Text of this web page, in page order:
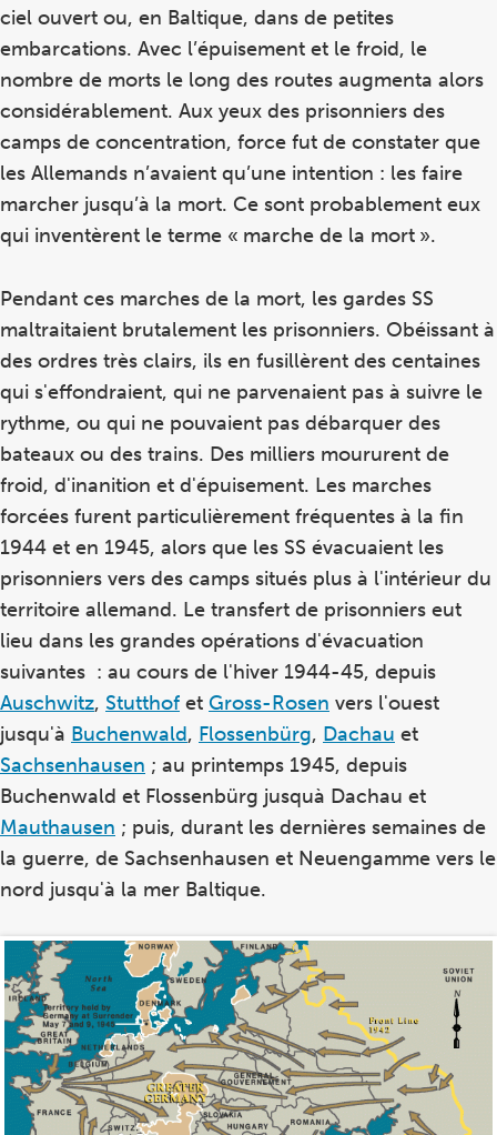
ciel ouvert ou, en Baltique, dans de petites
embarcations. Avec l’épuisement et le froid, le
nombre de morts le long des routes augmenta alors
considérablement. Aux yeux des prisonniers des
camps de concentration, force fut de constater que
les Allemands n’avaient qu’une intention : les faire
marcher jusqu’à la mort. Ce sont probablement eux
qui inventèrent le terme « marche de la mort ».
Pendant ces marches de la mort, les gardes SS
maltraitaient brutalement les prisonniers. Obéissant à
des ordres très clairs, ils en fusillèrent des centaines
qui s'effondraient, qui ne parvenaient pas à suivre le
rythme, ou qui ne pouvaient pas débarquer des
bateaux ou des trains. Des milliers moururent de
froid, d'inanition et d'épuisement. Les marches
forcées furent particulièrement fréquentes à la fin
1944 et en 1945, alors que les SS évacuaient les
prisonniers vers des camps situés plus à l'intérieur du
territoire allemand. Le transfert de prisonniers eut
lieu dans les grandes opérations d'évacuation
suivantes : au cours de l'hiver 1944-45, depuis
Auschwitz, Stutthof et Gross-Rosen vers l'ouest
jusqu'à Buchenwald, Flossenbürg, Dachau et
Sachsenhausen ; au printemps 1945, depuis
Buchenwald et Flossenbürg jusquà Dachau et
Mauthausen ; puis, durant les dernières semaines de
la guerre, de Sachsenhausen et Neuengamme vers le
nord jusqu'à la mer Baltique.